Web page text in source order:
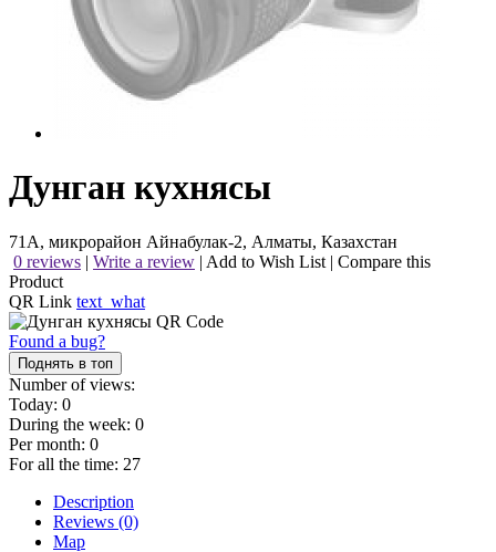
Дунган кухнясы
71А, микрорайон Айнабулак-2, Алматы, Казахстан
0 reviews | Write a review | Add to Wish List | Compare this
Product
QR Link text_what
Found a bug?
Поднять в топ
Number of views:
Today: 0
During the week: 0
Per month: 0
For all the time: 27
Description
Reviews (0)
Map